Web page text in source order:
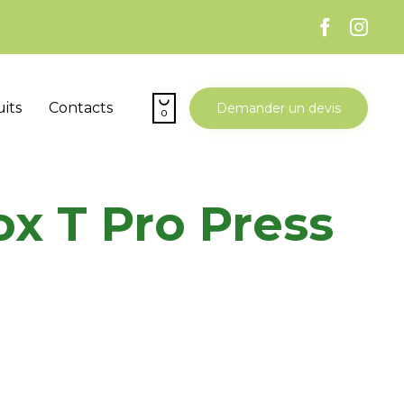
Skip
Contacts 
0 Demander un devis
T Pro Press